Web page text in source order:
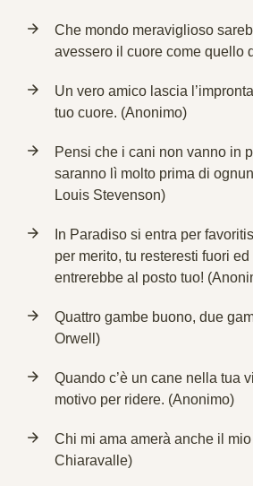
Che mondo meraviglioso
avessero il cuore come quello
Un vero amico lascia
tuo cuore. (Anonimo)
Pensi che i cani non vanno in
saranno lì molto prima di
Louis Stevenson)
In Paradiso si entra per
per merito, tu resteresti fuori
entrerebbe al posto tuo!
Quattro gambe buono, due
Orwell)
Quando c’è un cane nella tua
motivo per ridere. (Anonimo)
Chi mi ama amerà anche il
Chiaravalle)